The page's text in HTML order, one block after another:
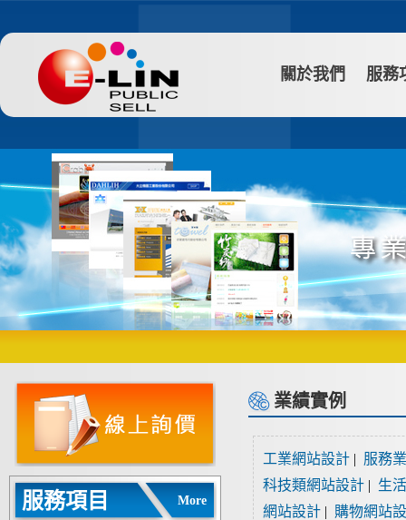
關於我們 服務
服務項目 More
業績實例
工業網站設計 | 服務
科技類網站設計 | 生
網站設計 | 購物網站